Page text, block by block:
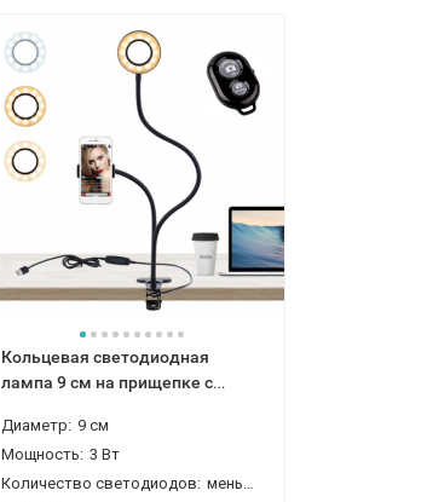
Кольцевая светодиодная
лампа 9 см на прищепке с
Диаметр: 9 см
Мощность: 3 Вт
Количество светодиодов: меньше 100